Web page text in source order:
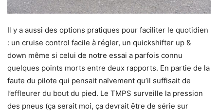
Il y a aussi des options pratiques pour faciliter le quotidien
: un cruise control facile à régler, un quickshifter up &
down même si celui de notre essai a parfois connu
quelques points morts entre deux rapports. En partie de la
faute du pilote qui pensait naïvement qu’il suffisait de
l’effleurer du bout du pied. Le TMPS surveille la pression
des pneus (ça serait moi, ça devrait être de série sur